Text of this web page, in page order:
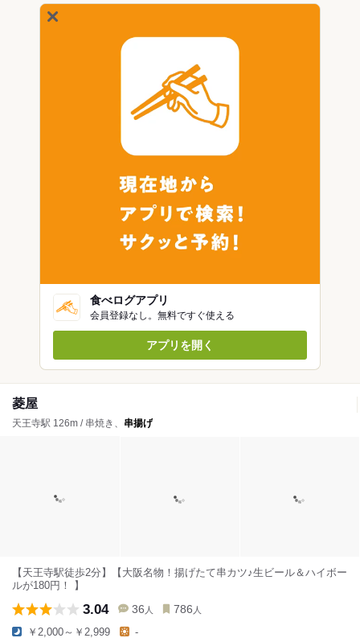
食べログアプリ
会員登録なし。無料ですぐ使える
アプリを開く
菱屋
天王寺駅 126m / 串焼き、 串揚げ
【天王寺駅徒歩2分】【大阪名物！揚げたて串カツ♪生ビール＆ハイボー
ルが180円！ 】
3.04 36 人 786 人
￥2,000～￥2,999 -